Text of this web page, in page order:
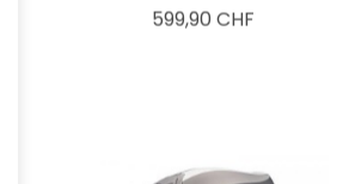
599,90 CHFPrix